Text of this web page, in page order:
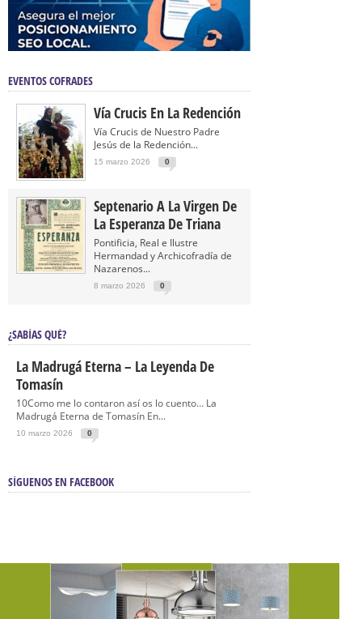
EVENTOS COFRADES
Vía Crucis En La Redención
Vía Crucis de Nuestro Padre
Jesús de la Redención...
15 marzo 2026 0
Septenario A La Virgen De
La Esperanza De Triana
Pontificia, Real e Ilustre
Hermandad y Archicofradía de
Nazarenos...
8 marzo 2026 0
¿SABÍAS QUÉ?
La Madrugá Eterna – La Leyenda De
Tomasín
10Como me lo contaron así os lo cuento… La
Madrugá Eterna de Tomasín En...
10 marzo 2026 0
SÍGUENOS EN FACEBOOK